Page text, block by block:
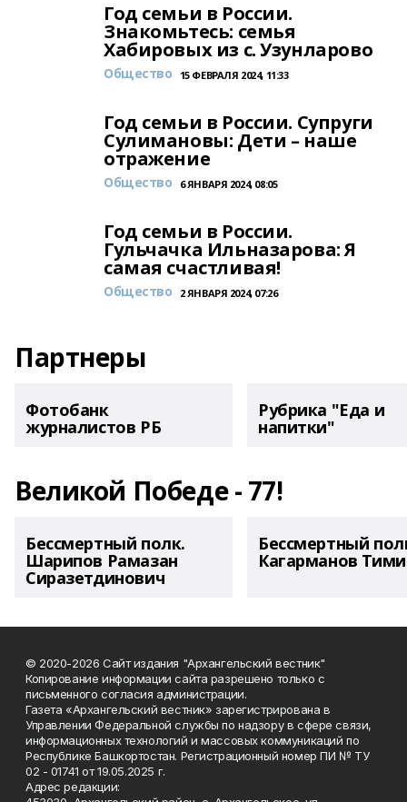
Год семьи в России.
Знакомьтесь: семья
Хабировых из с. Узунларово
Общество 15 ФЕВРАЛЯ 2024, 11:33
Год семьи в России. Супруги
Сулимановы: Дети – наше
отражение
Общество 6 ЯНВАРЯ 2024, 08:05
Год семьи в России.
Гульчачка Ильназарова: Я
самая счастливая!
Общество 2 ЯНВАРЯ 2024, 07:26
Партнеры
Фотобанк
журналистов РБ
Рубрика "Еда и
напитки"
Великой Победе - 77!
Бессмертный полк.
Шарипов Рамазан
Сиразетдинович
Бессмертный
Кагарманов
© 2020-2026 Сайт издания "Архангельский вестник"
Копирование информации сайта разрешено только с
письменного согласия администрации.
Газета «Архангельский вестник» зарегистрирована в
Управлении Федеральной службы по надзору в сфере связи,
информационных технологий и массовых коммуникаций по
Республике Башкортостан. Регистрационный номер ПИ № ТУ
02 - 01741 от 19.05.2025 г.
Адрес редакции: